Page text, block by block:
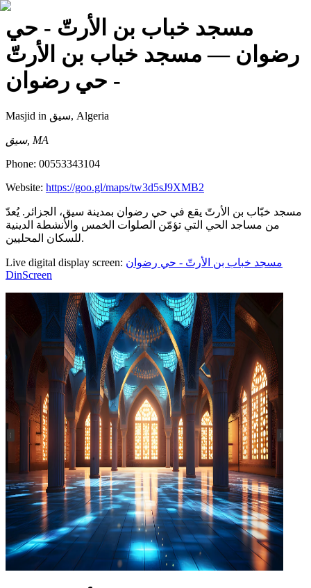
مسجد خباب بن الأرتّ - حي
رضوان — مسجد خباب بن الأرتّ
- حي رضوان
Masjid in سيق, Algeria
سيق, MA
Phone: 00553343104
Website: https://goo.gl/maps/tw3d5sJ9XMB2
مسجد خبّاب بن الأرتّ يقع في حي رضوان بمدينة سيق، الجزائر. يُعدّ
من مساجد الحي التي تؤمّن الصلوات الخمس والأنشطة الدينية
للسكان المحليين.
Live digital display screen: مسجد خباب بن الأرتّ - حي رضوان
DinScreen